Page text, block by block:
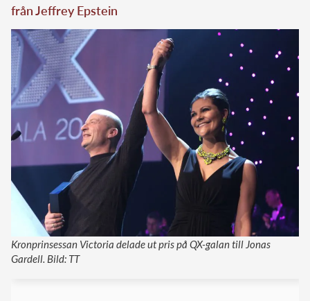
från Jeffrey Epstein
Kronprinsessan Victoria delade ut pris på QX-galan till Jonas
Gardell. Bild: TT